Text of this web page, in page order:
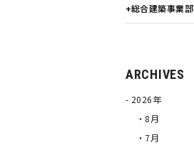
総合建築事業部
ARCHIVES
2026年
・8月
・7月